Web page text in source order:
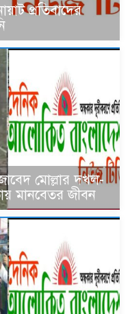
প্রতিবাদের
মোল্লার দখল-
মানবেতর জীবন